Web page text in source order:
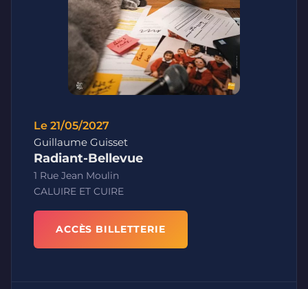
Le 21/05/2027
Guillaume Guisset
Radiant-Bellevue
1 Rue Jean Moulin
CALUIRE ET CUIRE
ACCÈS BILLETTERIE